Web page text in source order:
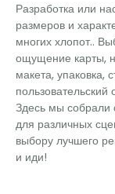
Разработка или
размеров и
многих хлопот..
ощущение карты,
макета, упаковка,
пользовательский
Здесь мы собрали
для различных
выбору лучшего
и иди!